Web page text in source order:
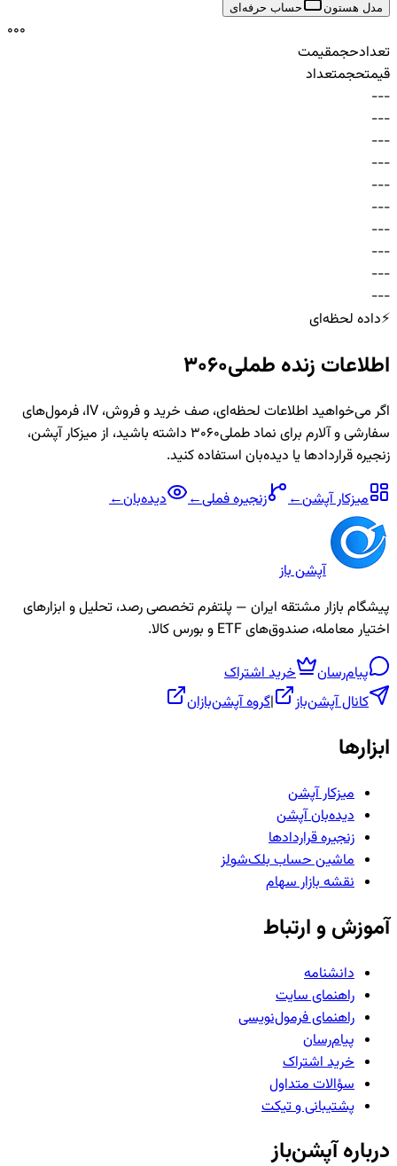
مدل هستون حساب حرفه‌ای
000
تعدادحجمقیمت
قیمتحجمتعداد
-
-
-
-
-
-
-
-
-
-
-
-
-
-
-
-
-
-
-
-
-
-
-
-
-
-
-
-
-
-
⚡داده لحظه‌ای
اطلاعات زنده طملی3060
اگر می‌خواهید اطلاعات لحظه‌ای، صف خرید و فروش، IV، فرمول‌های
سفارشی و آلارم برای نمادطملی3060
داشته باشید، از میزکار آپشن،
زنجیره قراردادها یا دیده‌بان استفاده کنید.
میزکار آپشن← زنجیرهفملی← دیده‌بان←
آپشن باز
پیشگام بازار مشتقه ایران — پلتفرم تخصصی رصد، تحلیل و ابزارهای
اختیار معامله، صندوق‌های ETF و بورس کالا.
پیام‌رسان
خرید اشتراک
کانال آپشن‌باز
|گروه آپشن‌بازان
ابزارها
میزکار آپشن
دیده‌بان آپشن
زنجیره قراردادها
ماشین حساب بلک‌شولز
نقشه بازار سهام
آموزش و ارتباط
دانشنامه
راهنمای سایت
راهنمای فرمول‌نویسی
پیام‌رسان
خرید اشتراک
سؤالات متداول
پشتیبانی و تیکت
درباره آپشن‌باز